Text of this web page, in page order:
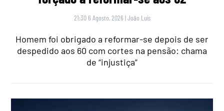
21:30 6 Agosto, 2026 |João Luís
Homem foi obrigado a reformar-se depois de ser
despedido aos 60 com cortes na pensão: chama
de “injustiça”